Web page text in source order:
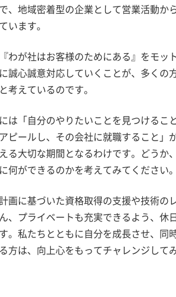
、地域密着型の企業として営業活動か
います。
わが社はお客様のためにある』をモッ
誠心誠意対応していくことが、多くの
考えているのです。
は「自分のやりたいことを見つけるこ
ピールし、その会社に就職すること」
る大切な期間となるわけです。どうか
何ができるのかを考えてみてください。
画に基づいた資格取得の支援や技術の
、プライベートも充実できるよう、休
。私たちとともに自分を成長させ、同
方は、向上心をもってチャレンジして